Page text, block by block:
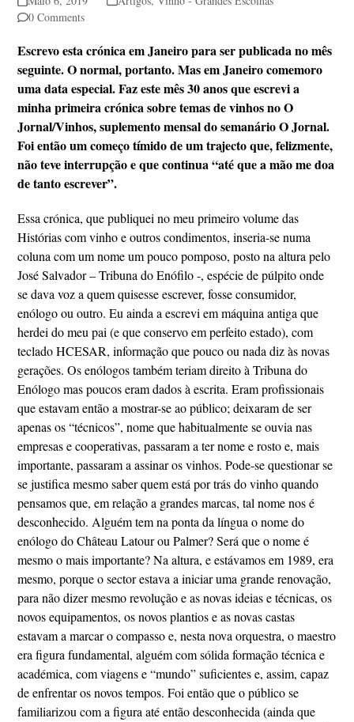
0 Comments
Escrevo esta crónica em Janeiro para ser publicada no mês
seguinte. O normal, portanto. Mas em Janeiro comemoro
uma data especial. Faz este mês 30 anos que escrevi a
minha primeira crónica sobre temas de vinhos no O
Jornal/Vinhos, suplemento mensal do semanário O Jornal.
Foi então um começo tímido de um trajecto que, felizmente,
não teve interrupção e que continua “até que a mão me doa
de tanto escrever”.
Essa crónica, que publiquei no meu primeiro volume das
Histórias com vinho e outros condimentos, inseria-se numa
coluna com um nome um pouco pomposo, posto na altura pelo
José Salvador – Tribuna do Enófilo -, espécie de púlpito onde
se dava voz a quem quisesse escrever, fosse consumidor,
enólogo ou outro. Eu ainda a escrevi em máquina antiga que
herdei do meu pai (e que conservo em perfeito estado), com
teclado HCESAR, informação que pouco ou nada diz às novas
gerações. Os enólogos também teriam direito à Tribuna do
Enólogo mas poucos eram dados à escrita. Eram profissionais
que estavam então a mostrar-se ao público; deixaram de ser
apenas os “técnicos”, nome que habitualmente se ouvia nas
empresas e cooperativas, passaram a ter nome e rosto e, mais
importante, passaram a assinar os vinhos. Pode-se questionar se
se justifica mesmo saber quem está por trás do vinho quando
pensamos que, em relação a grandes marcas, tal nome nos é
desconhecido. Alguém tem na ponta da língua o nome do
enólogo do Château Latour ou Palmer? Será que o nome é
mesmo o mais importante? Na altura, e estávamos em 1989, era
mesmo, porque o sector estava a iniciar uma grande renovação,
para não dizer mesmo revolução e as novas ideias e técnicas, os
novos equipamentos, os novos plantios e as novas castas
estavam a marcar o compasso e, nesta nova orquestra, o maestro
era figura fundamental, alguém com sólida formação técnica e
académica, com viagens e “mundo” suficientes e, assim, capaz
de enfrentar os novos tempos. Foi então que o público se
familiarizou com a figura até então desconhecida (ainda que